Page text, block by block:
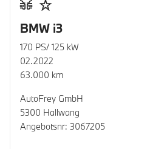
BMW i3
170 PS/ 125 kW
02.2022
63.000 km
AutoFrey GmbH
5300 Hallwang
Angebotsnr: 3067205